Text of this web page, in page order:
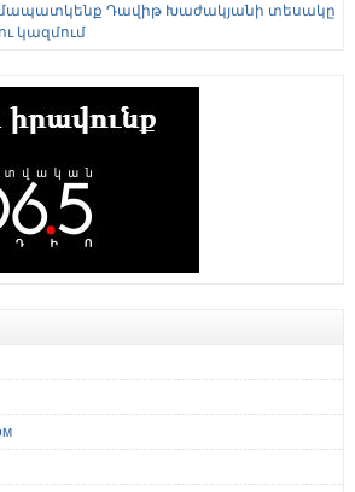
Դավիթ Խաժակյանի տեսակը
կազմում